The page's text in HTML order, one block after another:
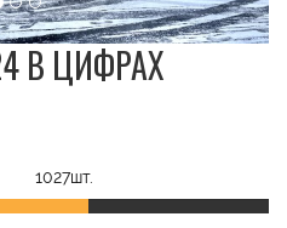
В ЦИФРАХ
1027шт.